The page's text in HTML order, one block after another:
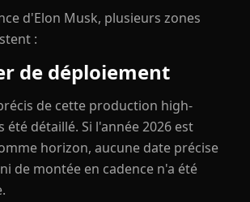
d'Elon Musk, plusieurs zones
:
de déploiement
de cette production high-
été détaillé. Si l'année 2026 est
horizon, aucune date précise
de montée en cadence n'a été